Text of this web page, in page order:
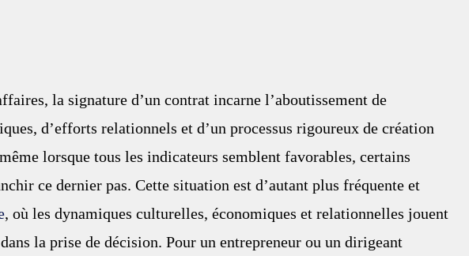
la signature d’un contrat incarne l’aboutissement de
d’efforts relationnels et d’un processus rigoureux de création
lorsque tous les indicateurs semblent favorables, certains
ce dernier pas. Cette situation est d’autant plus fréquente et
, où les dynamiques culturelles, économiques et relationnelles jouent
la prise de décision. Pour un entrepreneur ou un dirigeant